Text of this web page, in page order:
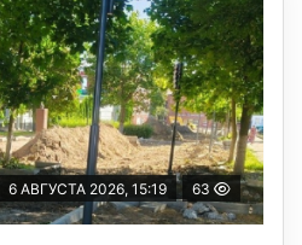
6 АВГУСТА 2026, 15:19 63